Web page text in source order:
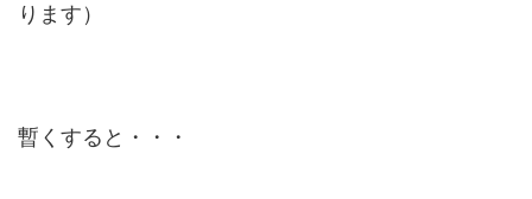
ります）
暫くすると・・・